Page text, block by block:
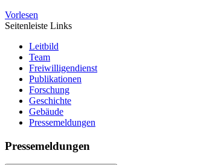
Vorlesen
Seitenleiste Links
Leitbild
Team
Freiwilligendienst
Publikationen
Forschung
Geschichte
Gebäude
Pressemeldungen
Pressemeldungen